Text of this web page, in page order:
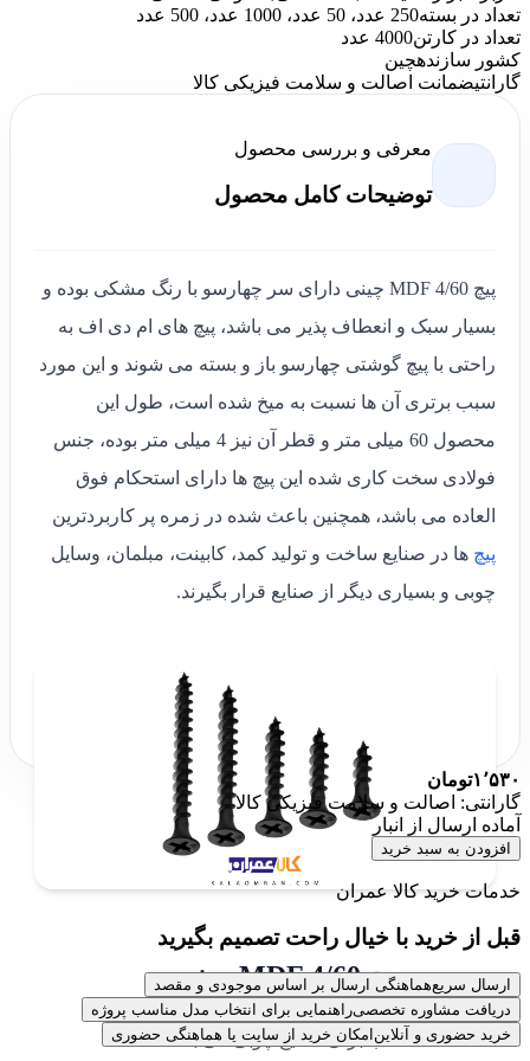
تعداد در بسته250 عدد، 50 عدد، 1000 عدد، 500 عدد
تعداد در کارتن4000 عدد
کشور سازندهچین
گارانتیضمانت اصالت و سلامت فیزیکی کالا
معرفی و بررسی محصول
توضیحات کامل محصول
پیچ MDF 4/60 چینی دارای سر چهارسو با رنگ مشکی بوده و
بسیار سبک و انعطاف پذیر می باشد، پیچ های ام دی اف به
راحتی با پیچ گوشتی چهارسو باز و بسته می شوند و این مورد
سبب برتری آن ها نسبت به میخ شده است، طول این
محصول 60 میلی متر و قطر آن نیز 4 میلی متر بوده، جنس
فولادی سخت کاری شده این پیچ ها دارای استحکام فوق
العاده می باشد، همچنین باعث شده در زمره پر کاربردترین
پیچ ها در صنایع ساخت و تولید کمد، کابینت، مبلمان، وسایل
چوبی و بسیاری دیگر از صنایع قرار بگیرند.
بررسی پیچ MDF 4/60 چینی
مناسب برای صنایع چوبی می باشد
۱٬۵۳۰تومان
گارانتی: اصالت و سلامت فیزیکی کالا
آماده ارسال از انبار
افزودن به سبد خرید
خدمات خرید کالا عمران
قبل از خرید با خیال راحت تصمیم بگیرید
ارسال سریعهماهنگی ارسال بر اساس موجودی و مقصد
دریافت مشاوره تخصصیراهنمایی برای انتخاب مدل مناسب پروژه
خرید حضوری و آنلاین امکان خرید از سایت یا هماهنگی حضوری